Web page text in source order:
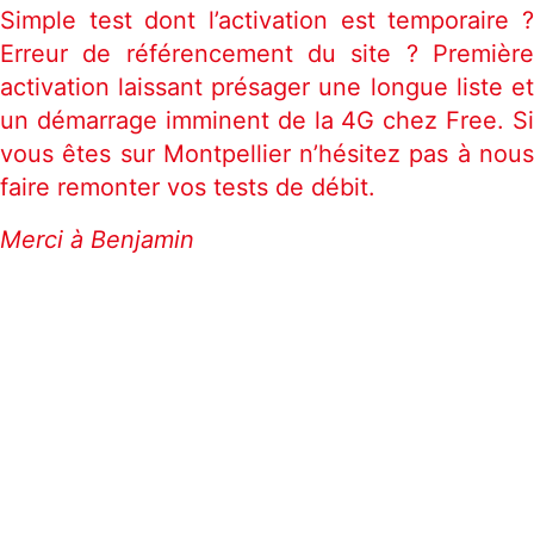
Simple test dont l’activation est temporaire ?
Erreur de référencement du site ? Première
activation laissant présager une longue liste et
un démarrage imminent de la 4G chez Free. Si
vous êtes sur Montpellier n’hésitez pas à nous
faire remonter vos tests de débit.
Merci à Benjamin